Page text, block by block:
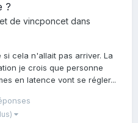
?
de vincponcet dans
cela n'allait pas arriver. La
je crois que personne
en latence vont se régler...